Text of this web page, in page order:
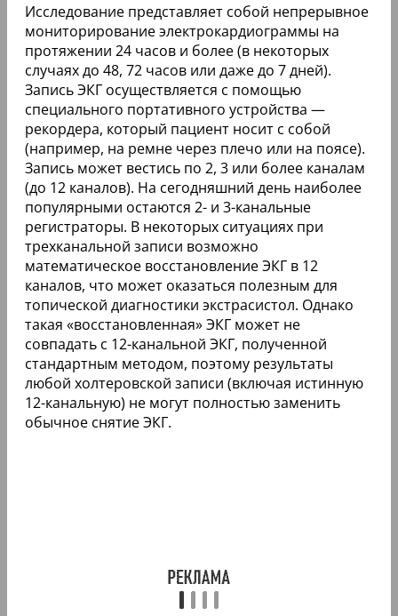
Исследование представляет собой непрерывное
мониторирование электрокардиограммы на
протяжении 24 часов и более (в некоторых
случаях до 48, 72 часов или даже до 7 дней).
Запись ЭКГ осуществляется с помощью
специального портативного устройства —
рекордера, который пациент носит с собой
(например, на ремне через плечо или на поясе).
Запись может вестись по 2, 3 или более каналам
(до 12 каналов). На сегодняшний день наиболее
популярными остаются 2- и 3-канальные
регистраторы. В некоторых ситуациях при
трехканальной записи возможно
математическое восстановление ЭКГ в 12
каналов, что может оказаться полезным для
топической диагностики экстрасистол. Однако
такая «восстановленная» ЭКГ может не
совпадать с 12-канальной ЭКГ, полученной
стандартным методом, поэтому результаты
любой холтеровской записи (включая истинную
12-канальную) не могут полностью заменить
обычное снятие ЭКГ.